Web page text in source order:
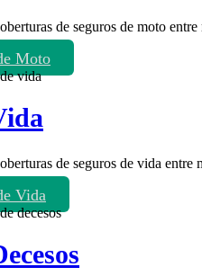
de seguros de moto
Moto
de seguros de vida entre
Vida